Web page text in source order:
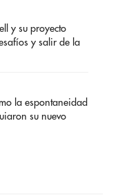
y su proyecto
y salir de la
la espontaneidad
su nuevo